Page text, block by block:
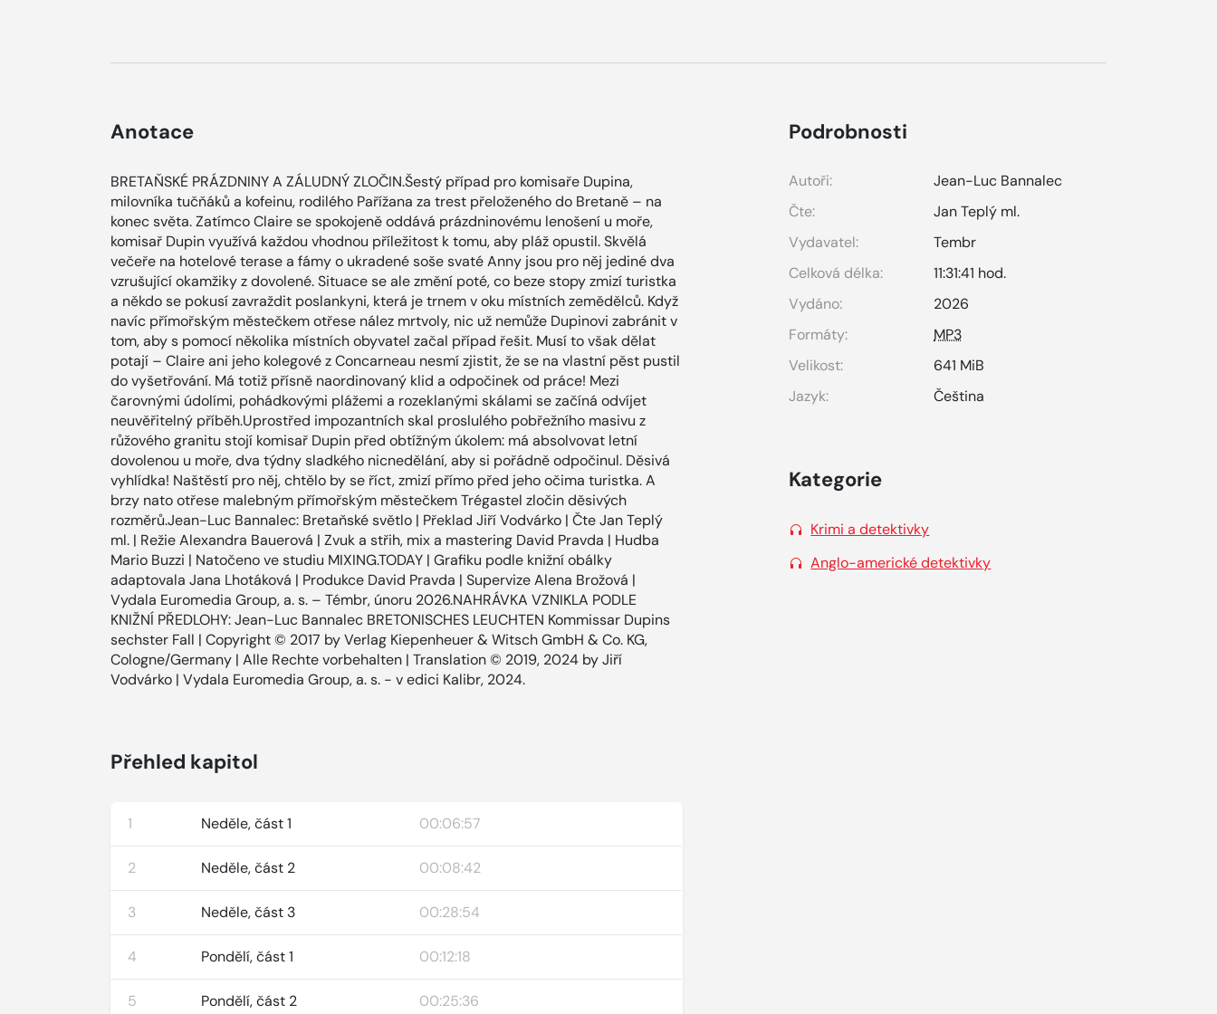
Anotace
BRETAŇSKÉ PRÁZDNINY A ZÁLUDNÝ ZLOČIN.Šestý případ pro komisaře Dupina,
milovníka tučňáků a kofeinu, rodilého Pařížana za trest přeloženého do Bretaně – na
konec světa. Zatímco Claire se spokojeně oddává prázdninovému lenošení u moře,
komisař Dupin využívá každou vhodnou příležitost k tomu, aby pláž opustil. Skvělá
večeře na hotelové terase a fámy o ukradené soše svaté Anny jsou pro něj jediné dva
vzrušující okamžiky z dovolené. Situace se ale změní poté, co beze stopy zmizí turistka
a někdo se pokusí zavraždit poslankyni, která je trnem v oku místních zemědělců. Když
navíc přímořským městečkem otřese nález mrtvoly, nic už nemůže Dupinovi zabránit v
tom, aby s pomocí několika místních obyvatel začal případ řešit. Musí to však dělat
potají – Claire ani jeho kolegové z Concarneau nesmí zjistit, že se na vlastní pěst pustil
do vyšetřování. Má totiž přísně naordinovaný klid a odpočinek od práce! Mezi
čarovnými údolími, pohádkovými plážemi a rozeklanými skálami se začíná odvíjet
neuvěřitelný příběh.Uprostřed impozantních skal proslulého pobřežního masivu z
růžového granitu stojí komisař Dupin před obtížným úkolem: má absolvovat letní
dovolenou u moře, dva týdny sladkého nicnedělání, aby si pořádně odpočinul. Děsivá
vyhlídka! Naštěstí pro něj, chtělo by se říct, zmizí přímo před jeho očima turistka. A
brzy nato otřese malebným přímořským městečkem Trégastel zločin děsivých
rozměrů.Jean-Luc Bannalec: Bretaňské světlo | Překlad Jiří Vodvárko | Čte Jan Teplý
ml. | Režie Alexandra Bauerová | Zvuk a střih, mix a mastering David Pravda | Hudba
Mario Buzzi | Natočeno ve studiu MIXING.TODAY | Grafiku podle knižní obálky
adaptovala Jana Lhotáková | Produkce David Pravda | Supervize Alena Brožová |
Vydala Euromedia Group, a. s. – Témbr, únoru 2026.NAHRÁVKA VZNIKLA PODLE
KNIŽNÍ PŘEDLOHY: Jean-Luc Bannalec BRETONISCHES LEUCHTEN Kommissar Dupins
sechster Fall | Copyright © 2017 by Verlag Kiepenheuer & Witsch GmbH & Co. KG,
Cologne/Germany | Alle Rechte vorbehalten | Translation © 2019, 2024 by Jiří
Vodvárko | Vydala Euromedia Group, a. s. - v edici Kalibr, 2024.
Přehled kapitol
1 Neděle, část 1 00:06:57
2 Neděle, část 2 00:08:42
3 Neděle, část 3 00:28:54
4 Pondělí, část 1 00:12:18
5 Pondělí, část 2 00:25:36
Podrobnosti
Autoři:
Jean-Luc Bannalec
Čte:
Jan Teplý ml.
Vydavatel:
Tembr
Celková délka:
11:31:41 hod.
Vydáno:
2026
Formáty:
MP3
Velikost:
641 MiB
Jazyk:
Čeština
Kategorie
Krimi a detektivky
Anglo-americké detektivky